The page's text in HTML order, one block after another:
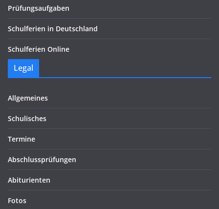
Prüfungsaufgaben
Schulferien in Deutschland
Schulferien Online
Legal
Allgemeines
Schulisches
Termine
Abschlussprüfungen
Abiturienten
Fotos